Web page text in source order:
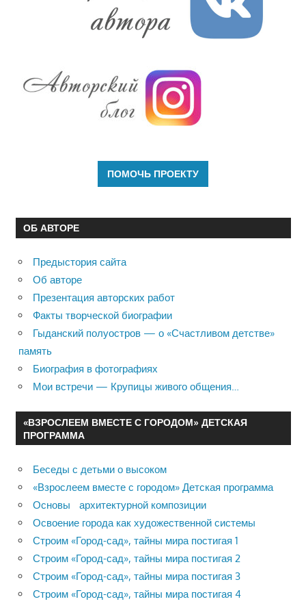
ОБ АВТОРЕ
Предыстория сайта
Об авторе
Презентация авторских работ
Факты творческой биографии
Гыданский полуостров — о «Счастливом детстве»
память
Биография в фотографиях
Мои встречи — Крупицы живого общения…
«ВЗРОСЛЕЕМ ВМЕСТЕ С ГОРОДОМ» ДЕТСКАЯ
ПРОГРАММА
Беседы с детьми о высоком
«Взрослеем вместе с городом» Детская программа
Основы архитектурной композиции
Освоение города как художественной системы
Строим «Город-сад», тайны мира постигая 1
Строим «Город-сад», тайны мира постигая 2
Строим «Город-сад», тайны мира постигая 3
Строим «Город-сад», тайны мира постигая 4